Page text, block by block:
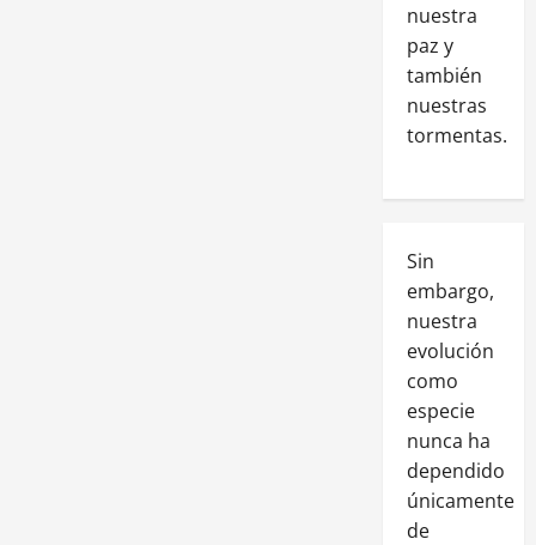
nuestra
paz y
también
nuestras
tormentas.
Sin
embargo,
nuestra
evolución
como
especie
nunca ha
dependido
únicamente
de